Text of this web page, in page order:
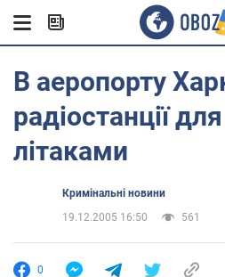
В аеропорту
радіостанції
літаками
Кримінальні новини
19.12.2005 16:50
561
0